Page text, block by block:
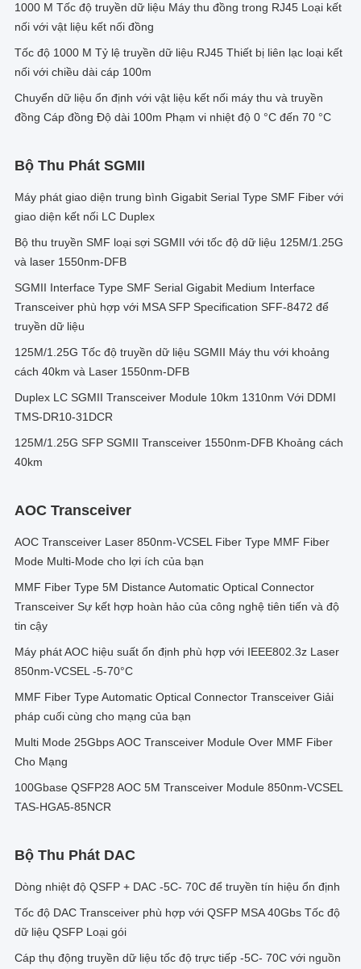
1000 M Tốc độ truyền dữ liệu Máy thu đồng trong RJ45 Loại kết
nối với vật liệu kết nối đồng
Tốc độ 1000 M Tỷ lệ truyền dữ liệu RJ45 Thiết bị liên lạc loại kết
nối với chiều dài cáp 100m
Chuyển dữ liệu ổn định với vật liệu kết nối máy thu và truyền
đồng Cáp đồng Độ dài 100m Phạm vi nhiệt độ 0 °C đến 70 °C
Bộ Thu Phát SGMII
Máy phát giao diện trung bình Gigabit Serial Type SMF Fiber với
giao diện kết nối LC Duplex
Bộ thu truyền SMF loại sợi SGMII với tốc độ dữ liệu 125M/1.25G
và laser 1550nm-DFB
SGMII Interface Type SMF Serial Gigabit Medium Interface
Transceiver phù hợp với MSA SFP Specification SFF-8472 để
truyền dữ liệu
125M/1.25G Tốc độ truyền dữ liệu SGMII Máy thu với khoảng
cách 40km và Laser 1550nm-DFB
Duplex LC SGMII Transceiver Module 10km 1310nm Với DDMI
TMS-DR10-31DCR
125M/1.25G SFP SGMII Transceiver 1550nm-DFB Khoảng cách
40km
AOC Transceiver
AOC Transceiver Laser 850nm-VCSEL Fiber Type MMF Fiber
Mode Multi-Mode cho lợi ích của bạn
MMF Fiber Type 5M Distance Automatic Optical Connector
Transceiver Sự kết hợp hoàn hảo của công nghệ tiên tiến và độ
tin cậy
Máy phát AOC hiệu suất ổn định phù hợp với IEEE802.3z Laser
850nm-VCSEL -5-70°C
MMF Fiber Type Automatic Optical Connector Transceiver Giải
pháp cuối cùng cho mạng của bạn
Multi Mode 25Gbps AOC Transceiver Module Over MMF Fiber
Cho Mạng
100Gbase QSFP28 AOC 5M Transceiver Module 850nm-VCSEL
TAS-HGA5-85NCR
Bộ Thu Phát DAC
Dòng nhiệt độ QSFP + DAC -5C- 70C để truyền tín hiệu ổn định
Tốc độ DAC Transceiver phù hợp với QSFP MSA 40Gbs Tốc độ
dữ liệu QSFP Loại gói
Cáp thụ động truyền dữ liệu tốc độ trực tiếp -5C- 70C với nguồn